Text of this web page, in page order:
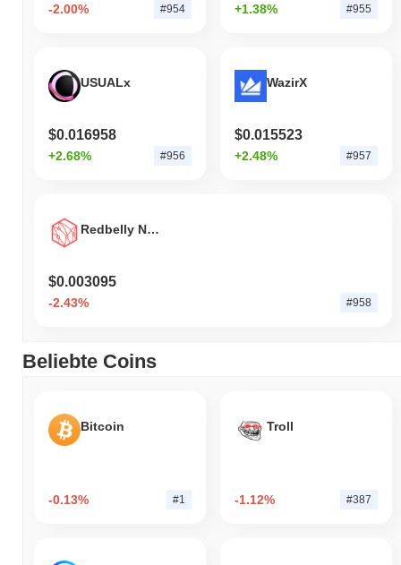
-2.00% #954 +1.38% #955
USUALx
$0.016958
+2.68% #956
WazirX
$0.015523
+2.48% #957
Redbelly Network
$0.003095
-2.43% #958
Beliebte Coins
Bitcoin
-0.13% #1
Troll
-1.12% #387